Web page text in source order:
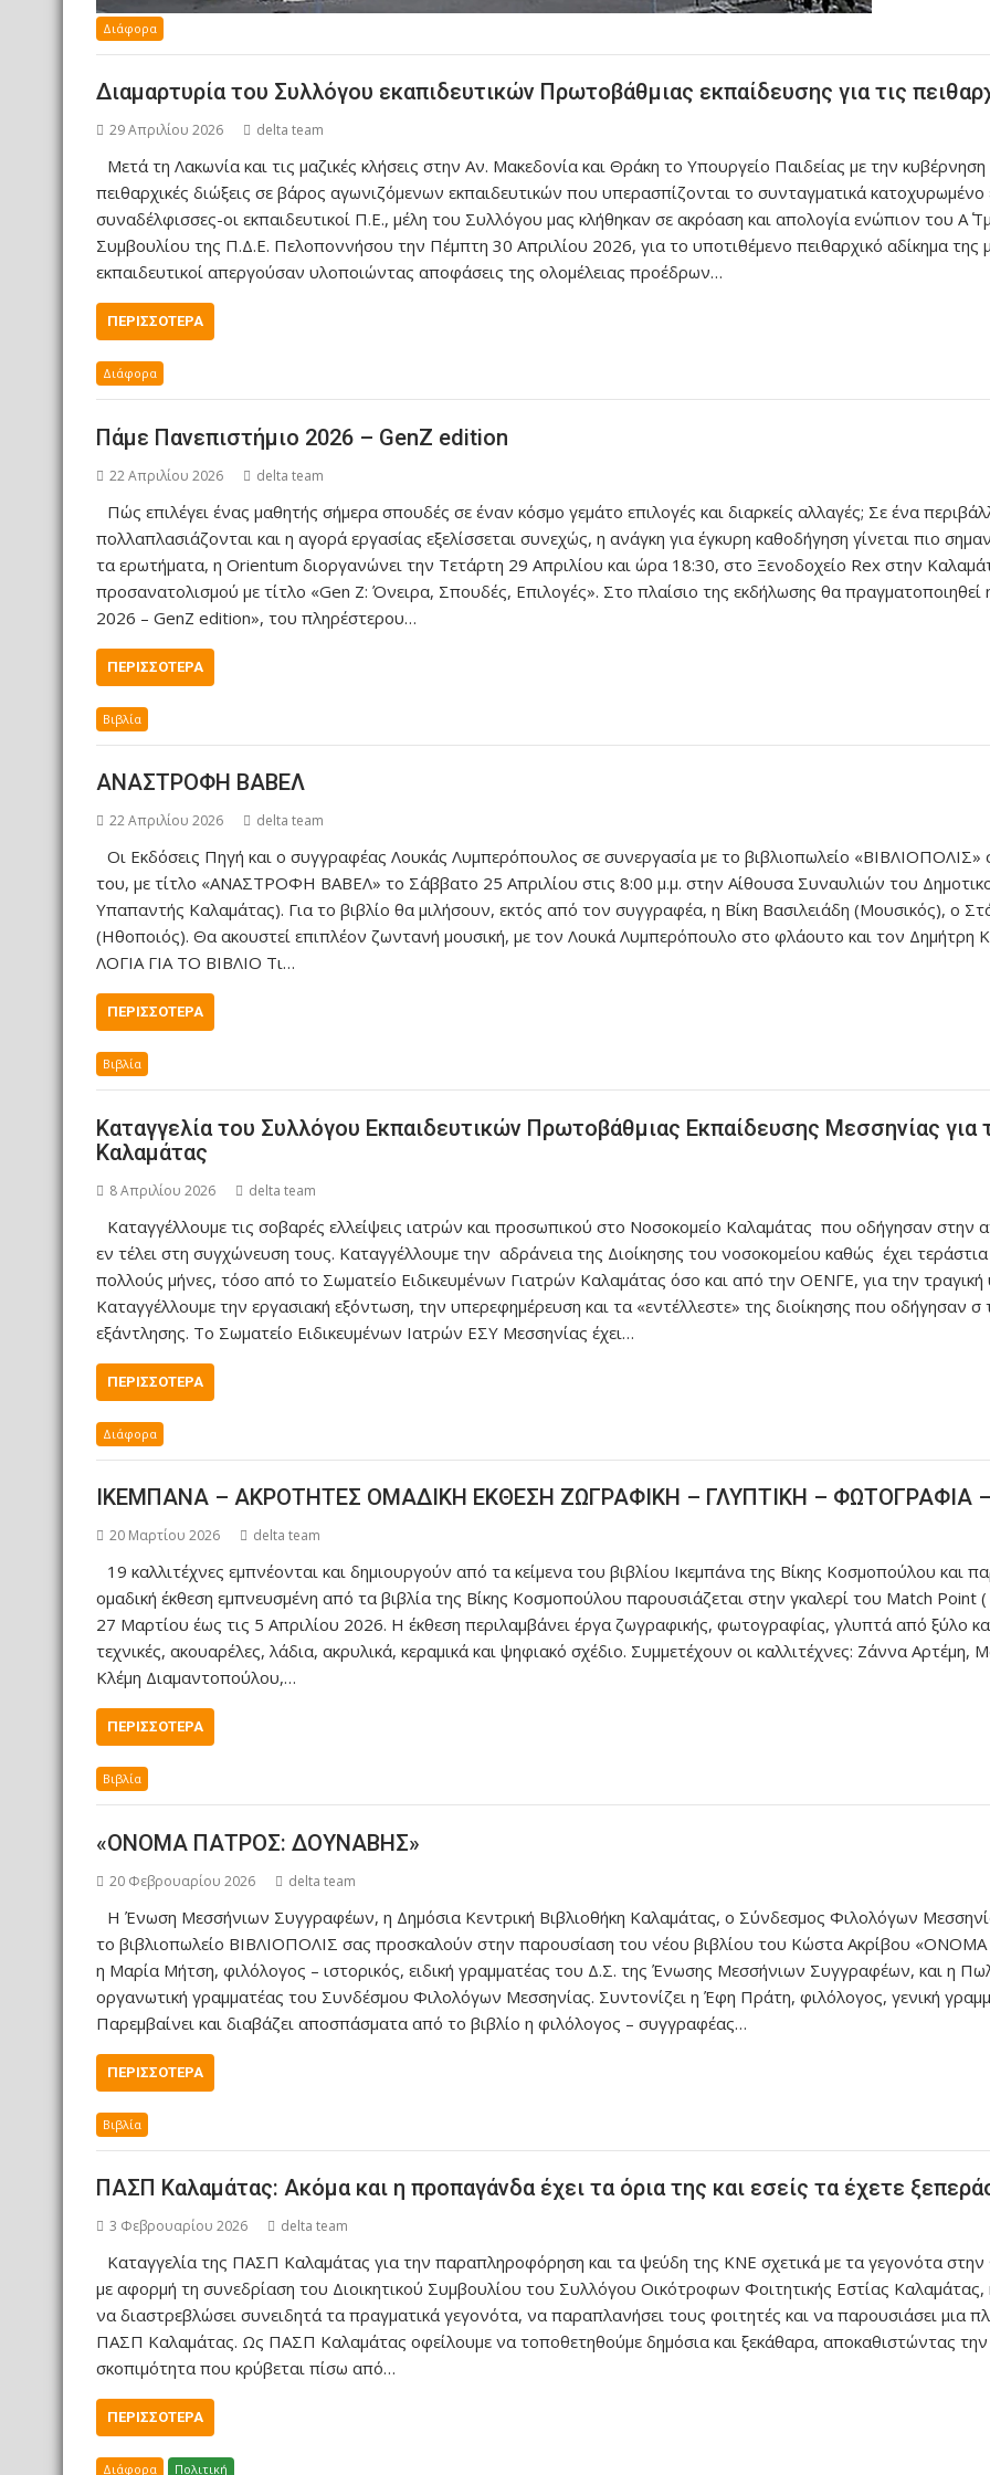
Διάφορα
Διαμαρτυρία του Συλλόγου εκαπιδευτικών Πρωτοβάθμιας εκπαίδευσης για τις
29 Απριλίου 2026 delta team
Μετά τη Λακωνία και τις μαζικές κλήσεις στην Αν. Μακεδονία και Θράκη το Υπουργείο Παιδείας με την
πειθαρχικές διώξεις σε βάρος αγωνιζόμενων εκπαιδευτικών που υπερασπίζονται το συνταγματικά κατοχυρωμένο
συναδέλφισσες-οι εκπαιδευτικοί Π.Ε., μέλη του Συλλόγου μας κλήθηκαν σε ακρόαση και απολογία ενώπιον του
Συμβουλίου της Π.Δ.Ε. Πελοποννήσου την Πέμπτη 30 Απριλίου 2026, για το υποτιθέμενο πειθαρχικό αδίκημα της
εκπαιδευτικοί απεργούσαν υλοποιώντας αποφάσεις της ολομέλειας προέδρων…
ΠΕΡΙΣΣΌΤΕΡΑ
Διάφορα
Πάμε Πανεπιστήμιο 2026 – GenZ edition
22 Απριλίου 2026 delta team
Πώς επιλέγει ένας μαθητής σήμερα σπουδές σε έναν κόσμο γεμάτο επιλογές και διαρκείς αλλαγές; Σε ένα
πολλαπλασιάζονται και η αγορά εργασίας εξελίσσεται συνεχώς, η ανάγκη για έγκυρη καθοδήγηση γίνεται πιο
τα ερωτήματα, η Orientum διοργανώνει την Τετάρτη 29 Απριλίου και ώρα 18:30, στο Ξενοδοχείο Rex στην
προσανατολισμού με τίτλο «Gen Z: Όνειρα, Σπουδές, Επιλογές». Στο πλαίσιο της εκδήλωσης θα
2026 – GenZ edition», του πληρέστερου…
ΠΕΡΙΣΣΌΤΕΡΑ
Βιβλία
ΑΝΑΣΤΡΟΦΗ ΒΑΒΕΛ
22 Απριλίου 2026 delta team
Οι Εκδόσεις Πηγή και ο συγγραφέας Λουκάς Λυμπερόπουλος σε συνεργασία με το βιβλιοπωλείο
του, με τίτλο «ΑΝΑΣΤΡΟΦΗ ΒΑΒΕΛ» το Σάββατο 25 Απριλίου στις 8:00 μ.μ. στην Αίθουσα Συναυλιών του
Υπαπαντής Καλαμάτας). Για το βιβλίο θα μιλήσουν, εκτός από τον συγγραφέα, η Βίκη Βασιλειάδη (Μουσικός), ο
(Ηθοποιός). Θα ακουστεί επιπλέον ζωντανή μουσική, με τον Λουκά Λυμπερόπουλο στο φλάουτο και τον Δημήτρη
ΛΟΓΙΑ ΓΙΑ ΤΟ ΒΙΒΛΙΟ Τι…
ΠΕΡΙΣΣΌΤΕΡΑ
Βιβλία
Καταγγελία του Συλλόγου Εκπαιδευτικών Πρωτοβάθμιας Εκπαίδευσης Μεσσηνίας για
Καλαμάτας
8 Απριλίου 2026 delta team
Καταγγέλλουμε τις σοβαρές ελλείψεις ιατρών και προσωπικού στο Νοσοκομείο Καλαμάτας που οδήγησαν στην
εν τέλει στη συγχώνευση τους. Καταγγέλλουμε την αδράνεια της Διοίκησης του νοσοκομείου καθώς έχει τεράστια
πολλούς μήνες, τόσο από το Σωματείο Ειδικευμένων Γιατρών Καλαμάτας όσο και από την ΟΕΝΓΕ, για την τραγική
Καταγγέλλουμε την εργασιακή εξόντωση, την υπερεφημέρευση και τα «εντέλλεστε» της διοίκησης που οδήγησαν
εξάντλησης. Το Σωματείο Ειδικευμένων Ιατρών ΕΣΥ Μεσσηνίας έχει…
ΠΕΡΙΣΣΌΤΕΡΑ
Διάφορα
ΙΚΕΜΠΑΝΑ – ΑΚΡΟΤΗΤΕΣ ΟΜΑΔΙΚΗ ΕΚΘΕΣΗ ΖΩΓΡΑΦΙΚΗ – ΓΛΥΠΤΙΚΗ – ΦΩΤΟΓΡΑΦΙΑ
20 Μαρτίου 2026 delta team
19 καλλιτέχνες εμπνέονται και δημιουργούν από τα κείμενα του βιβλίου Ικεμπάνα της Βίκης Κοσμοπούλου και
ομαδική έκθεση εμπνευσμένη από τα βιβλία της Βίκης Κοσμοπούλου παρουσιάζεται στην γκαλερί του Match
27 Μαρτίου έως τις 5 Απριλίου 2026. Η έκθεση περιλαμβάνει έργα ζωγραφικής, φωτογραφίας, γλυπτά από ξύλο
τεχνικές, ακουαρέλες, λάδια, ακρυλικά, κεραμικά και ψηφιακό σχέδιο. Συμμετέχουν οι καλλιτέχνες: Ζάννα
Κλέμη Διαμαντοπούλου,…
ΠΕΡΙΣΣΌΤΕΡΑ
Βιβλία
«ΟΝΟΜΑ ΠΑΤΡΟΣ: ΔΟΥΝΑΒΗΣ»
20 Φεβρουαρίου 2026 delta team
Η Ένωση Μεσσήνιων Συγγραφέων, η Δημόσια Κεντρική Βιβλιοθήκη Καλαμάτας, ο Σύνδεσμος Φιλολόγων
το βιβλιοπωλείο ΒΙΒΛΙΟΠΟΛΙΣ σας προσκαλούν στην παρουσίαση του νέου βιβλίου του Κώστα Ακρίβου
η Μαρία Μήτση, φιλόλογος – ιστορικός, ειδική γραμματέας του Δ.Σ. της Ένωσης Μεσσήνιων Συγγραφέων, και η
οργανωτική γραμματέας του Συνδέσμου Φιλολόγων Μεσσηνίας. Συντονίζει η Έφη Πράτη, φιλόλογος, γενική
Παρεμβαίνει και διαβάζει αποσπάσματα από το βιβλίο η φιλόλογος – συγγραφέας…
ΠΕΡΙΣΣΌΤΕΡΑ
Βιβλία
ΠΑΣΠ Καλαμάτας: Ακόμα και η προπαγάνδα έχει τα όρια της και εσείς τα έχετε
3 Φεβρουαρίου 2026 delta team
Καταγγελία της ΠΑΣΠ Καλαμάτας για την παραπληροφόρηση και τα ψεύδη της ΚΝΕ σχετικά με τα γεγονότα στην
με αφορμή τη συνεδρίαση του Διοικητικού Συμβουλίου του Συλλόγου Οικότροφων Φοιτητικής Εστίας Καλαμάτας,
να διαστρεβλώσει συνειδητά τα πραγματικά γεγονότα, να παραπλανήσει τους φοιτητές και να παρουσιάσει μια
ΠΑΣΠ Καλαμάτας. Ως ΠΑΣΠ Καλαμάτας οφείλουμε να τοποθετηθούμε δημόσια και ξεκάθαρα, αποκαθιστώντας την
σκοπιμότητα που κρύβεται πίσω από…
ΠΕΡΙΣΣΌΤΕΡΑ
Διάφορα Πολιτική